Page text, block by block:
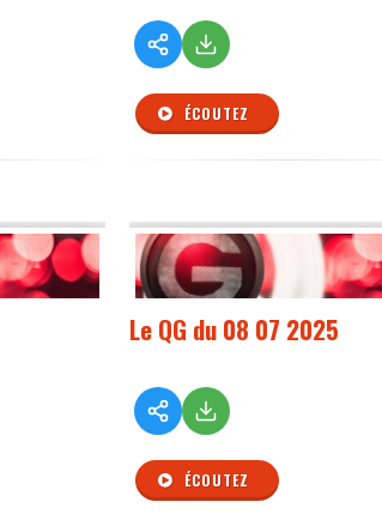
ÉCOUTEZ
Le QG du 08 07 2025
ÉCOUTEZ